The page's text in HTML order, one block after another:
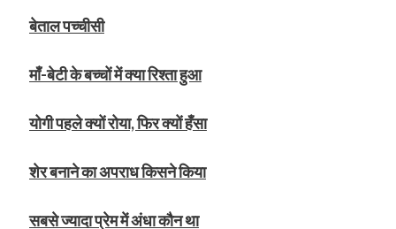
बेताल पच्चीसी
माँ-बेटी के बच्चों में क्या रिश्ता हुआ
योगी पहले क्यों रोया, फिर क्यों हँसा
शेर बनाने का अपराध किसने किया
सबसे ज्यादा प्रेम में अंधा कौन था